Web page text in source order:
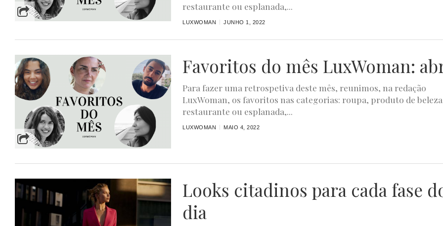
restaurante ou esplanada,...
LUXWOMAN JUNHO 1, 2022
Favoritos do mês LuxWoman:
Para fazer uma retrospetiva deste mês, reunimos, na redação
LuxWoman, os favoritos nas categorias: roupa, produto de
restaurante ou esplanada,...
LUXWOMAN MAIO 4, 2022
Looks citadinos para cada fase
dia